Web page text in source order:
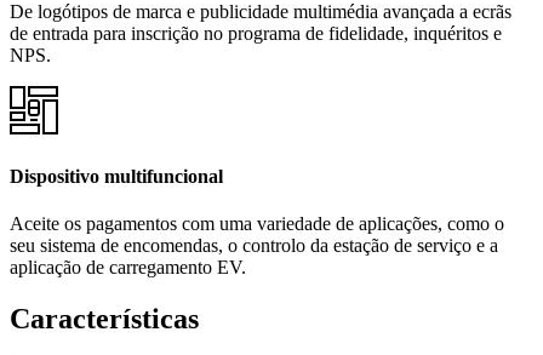
De logótipos de marca e publicidade multimédia avançada a ecrãs
de entrada para inscrição no programa de fidelidade, inquéritos e
NPS.
Dispositivo multifuncional
Aceite os pagamentos com uma variedade de aplicações, como o
seu sistema de encomendas, o controlo da estação de serviço e a
aplicação de carregamento EV.
Características